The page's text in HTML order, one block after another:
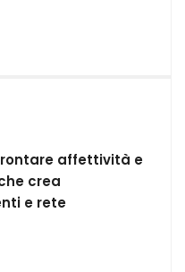
affettività e
crea
e rete